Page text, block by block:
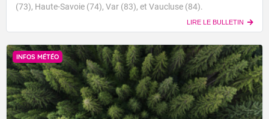
(73), Haute-Savoie (74), Var (83), et Vaucluse (84).
LIRE LE BULLETIN
INFOS MÉTÉO